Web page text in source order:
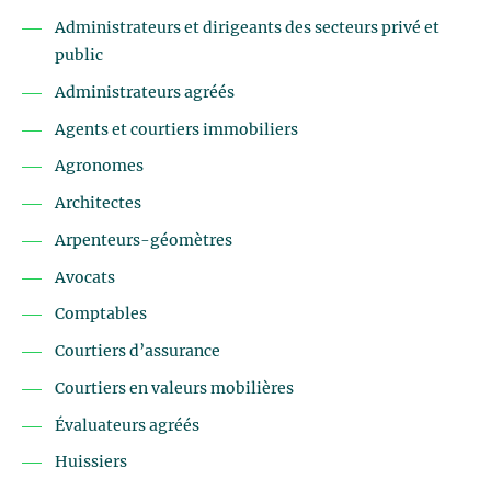
Administrateurs et dirigeants des secteurs privé et
public
Administrateurs agréés
Agents et courtiers immobiliers
Agronomes
Architectes
Arpenteurs-géomètres
Avocats
Comptables
Courtiers d’assurance
Courtiers en valeurs mobilières
Évaluateurs agréés
Huissiers